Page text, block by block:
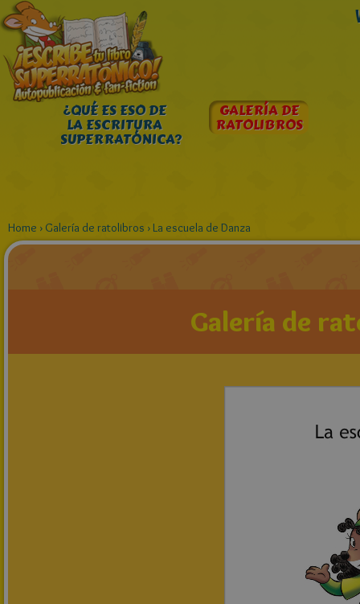
¿QUÉ ES ESO DE
LA ESCRITURA
SUPERRATÓNICA?
GALERÍA DE
RATOLIBROS
Home › Galería de ratolibros › La escuela de Danza
Galería de